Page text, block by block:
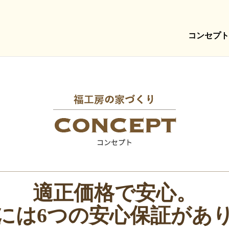
コンセプト
適正価格で安心。
は6つの安心保証があ